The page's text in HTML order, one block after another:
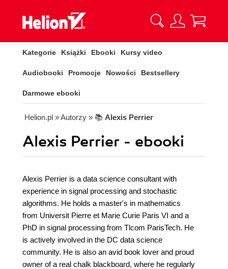
Kategorie Książki Ebooki Kursy video
Audiobooki Promocje Nowości Bestsellery
Darmowe ebooki
Helion.pl » Autorzy » 📚 Alexis Perrier
Alexis Perrier - ebooki
Alexis Perrier is a data science consultant with
experience in signal processing and stochastic
algorithms. He holds a master's in mathematics
from Universit Pierre et Marie Curie Paris VI and a
PhD in signal processing from Tlcom ParisTech. He
is actively involved in the DC data science
community. He is also an avid book lover and proud
owner of a real chalk blackboard, where he regularly